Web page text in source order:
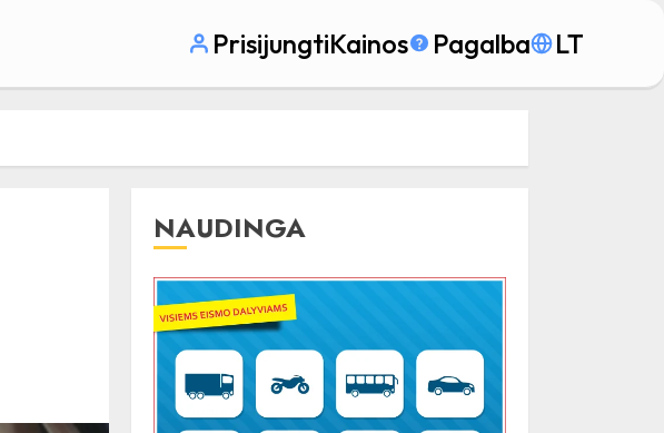
PrisijungtiKainos Pagalba LT
NAUDINGA